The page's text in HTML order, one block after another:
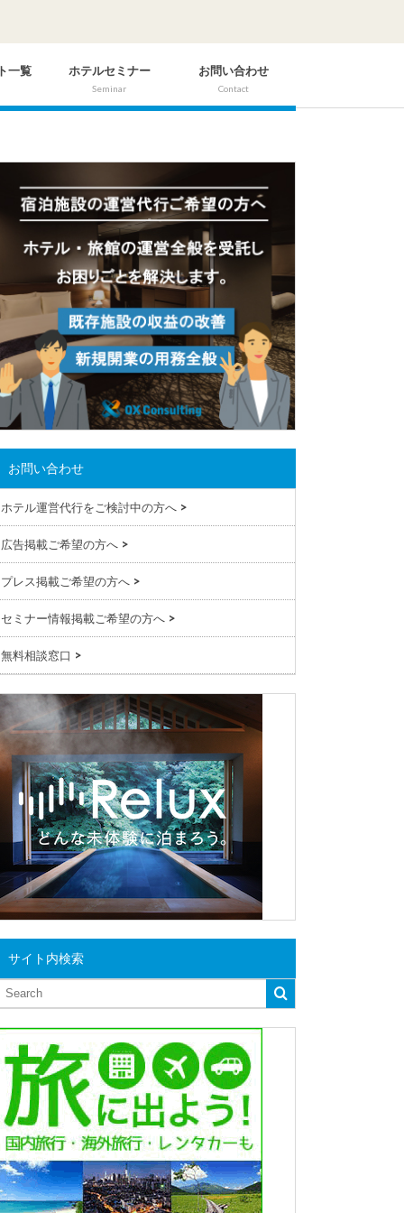
一覧 ホテルセミナー
Seminar
お問い合わせ
Contact
お問い合わせ
ホテル運営代行をご検討中の方へ >
広告掲載ご希望の方へ >
プレス掲載ご希望の方へ >
セミナー情報掲載ご希望の方へ >
無料相談窓口 >
サイト内検索